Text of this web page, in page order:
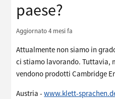
paese?
Aggiornato4 mesi fa
Attualmente non siamo in
ci stiamo lavorando. Tuttavia,
vendono prodotti Cambridge
Austria -www.klett-